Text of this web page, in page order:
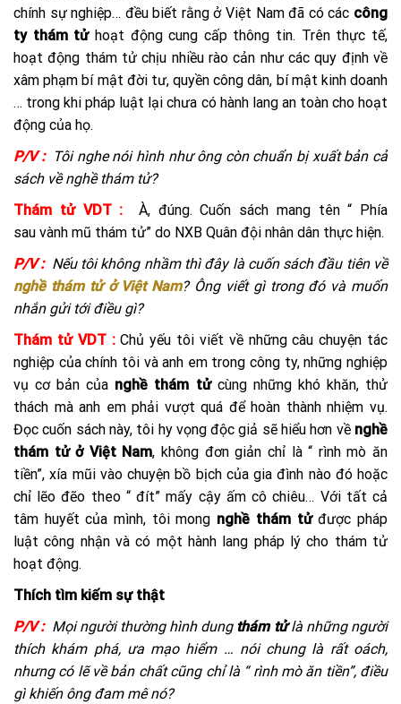
chính sự nghiệp… đều biết rằng ở Việt Nam đã có các công
ty thám tửhoạt động cung cấp thông tin. Trên thực tế,
hoạt động thám tử chịu nhiều rào cản như các quy định về
xâm phạm bí mật đời tư, quyền công dân, bí mật kinh doanh
… trong khi pháp luật lại chưa có hành lang an toàn cho hoạt
động của họ.
P/V : Tôi nghe nói hình như ông còn chuẩn bị xuất bản cả
sách về nghề thám tử?
Thám tử VDT : À, đúng. Cuốn sách mang tên “ Phía
sau vành mũ thám tử” do NXB Quân đội nhân dân thực hiện.
P/V : Nếu tôi không nhầm thì đây là cuốn sách đầu tiên về
nghề thám tử ở Việt Nam? Ông viết gì trong đó và muốn
nhắn gửi tới điều gì?
Thám tử VDT :Chủ yếu tôi viết về những câu chuyện tác
nghiệp của chính tôi và anh em trong công ty, những nghiệp
vụ cơ bản của nghề thám tửcùng những khó khăn, thử
thách mà anh em phải vượt quá để hoàn thành nhiệm vụ.
Đọc cuốn sách này, tôi hy vọng độc giả sẽ hiểu hơn về nghề
thám tử ở Việt Nam, không đơn giản chỉ là “ rình mò ăn
tiền”, xía mũi vào chuyện bồ bịch của gia đình nào đó hoặc
chỉ lẽo đẽo theo “ đít” mấy cậy ấm cô chiêu… Với tất cả
tâm huyết của mình, tôi mong nghề thám tửđược pháp
luật công nhận và có một hành lang pháp lý cho thám tử
hoạt động.
Thích tìm kiếm sự thật
P/V : Mọi người thường hình dung thám tửlà những người
thích khám phá, ưa mạo hiểm … nói chung là rất oách,
nhưng có lẽ về bản chất cũng chỉ là “ rình mò ăn tiền”, điều
gì khiến ông đam mê nó?